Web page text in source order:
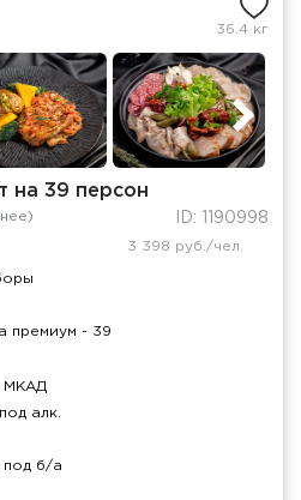
36.4 кг
на 39 персон
ID: 1190998
премиум - 39
МКАД
алк.
под б/а
3 398 руб./чел.